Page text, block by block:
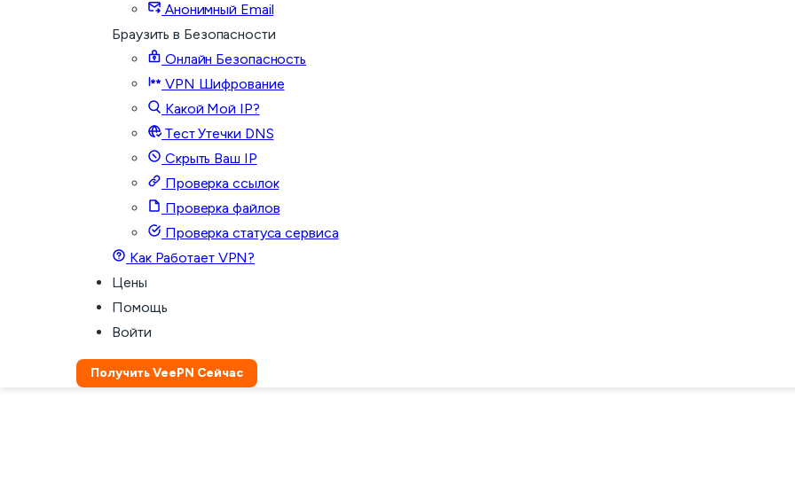
Анонимный Email
Браузить в Безопасности
Онлайн Безопасность
VPN Шифрование
Какой Мой IP?
Тест Утечки DNS
Скрыть Ваш IP
Проверка ссылок
Проверка файлов
Проверка статуса сервиса
Как Работает VPN?
Цены
Помощь
Войти
Получить VeePN Сейчас